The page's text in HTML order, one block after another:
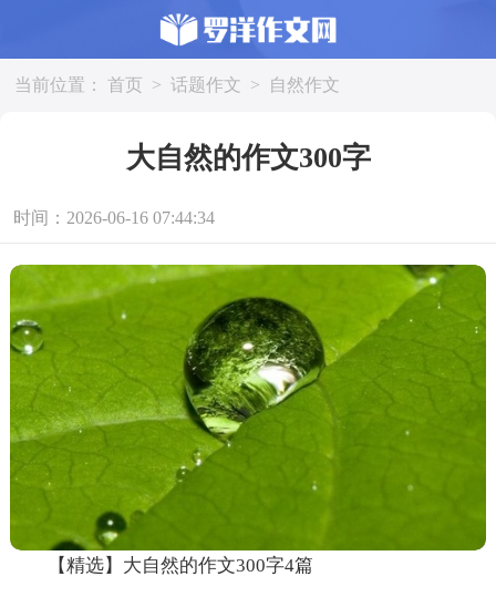
当前位置： 首页 > 话题作文 > 自然作文
大自然的作文300字
时间：2026-06-16 07:44:34
【精选】大自然的作文300字4篇